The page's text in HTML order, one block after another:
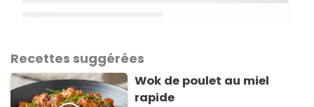
Recettes suggérées
Wok de poulet au miel
rapide